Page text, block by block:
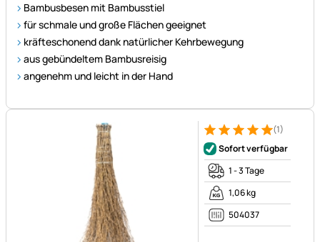
Bambusbesen mit Bambusstiel
für schmale und große Flächen geeignet
kräfteschonend dank natürlicher Kehrbewegung
aus gebündeltem Bambusreisig
angenehm und leicht in der Hand
Bewertung: 5 von 5 (1
1 Bewertung
(1)
Sofort verfügbar
1 - 3 Tage
1,06 kg
504037